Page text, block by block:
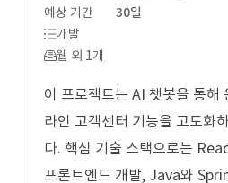
예상 기간
30일
개발
웹 외 1개
이 프로젝트는 AI 챗봇을 통해
라인 고객센터 기능을 고도화
다. 핵심 기술 스택으로는
프론트엔드 개발, Java와